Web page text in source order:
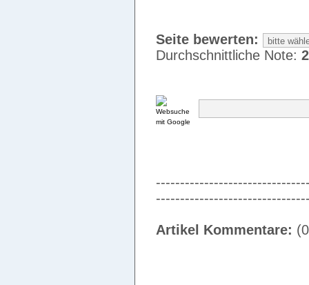
Seite bewerten:
Durchschnittliche Note: 2
Artikel Kommentare: